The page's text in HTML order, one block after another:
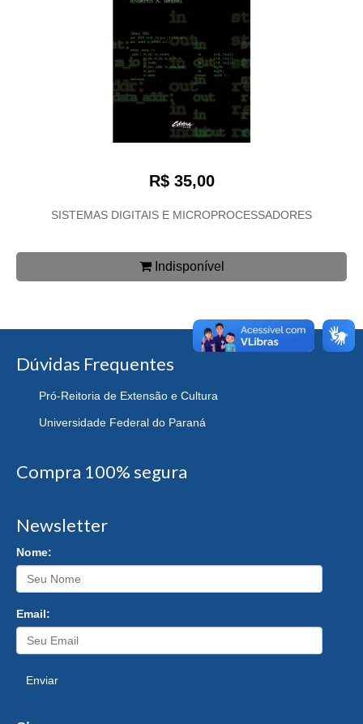
R$ 35,00
SISTEMAS DIGITAIS E MICROPROCESSADORES
Indisponível
Dúvidas Frequentes
Pró-Reitoria de Extensão e Cultura
Universidade Federal do Paraná
Compra 100% segura
Newsletter
Nome:
Email:
Enviar